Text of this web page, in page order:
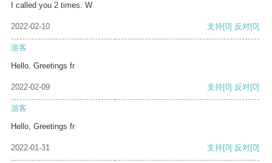
I called you 2 times. W
2022-02-10 支持[0] 反对[0]
游客
Hello, Greetings fr
2022-02-09 支持[0] 反对[0]
游客
Hello, Greetings fr
2022-01-31 支持[0] 反对[0]